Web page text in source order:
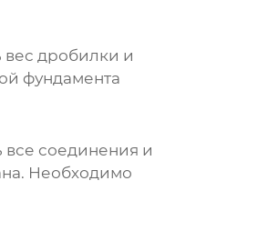
дробилки и
фундамента
все соединения и
Необходимо